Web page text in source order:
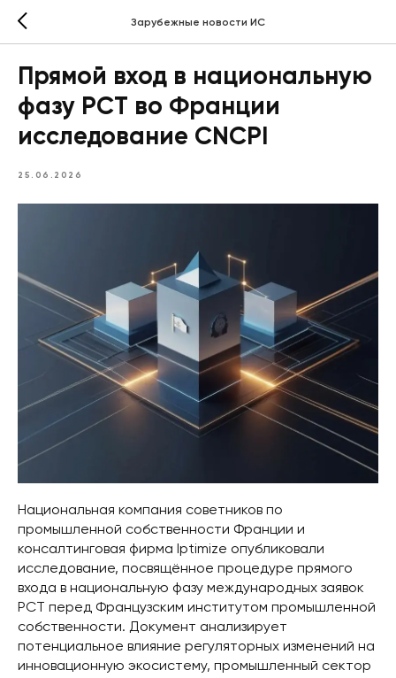
Зарубежные новости ИС
Прямой вход в национальную
фазу PCT во Франции
исследование CNCPI
25.06.2026
Национальная компания советников по
промышленной собственности Франции и
консалтинговая фирма Iptimize опубликовали
исследование, посвящённое процедуре прямого
входа в национальную фазу международных заявок
PCT перед Французским институтом промышленной
собственности. Документ анализирует
потенциальное влияние регуляторных изменений на
инновационную экосистему, промышленный сектор